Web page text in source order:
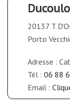
20137 T
Porto
Adresse :
Tél : 06 88
Email :